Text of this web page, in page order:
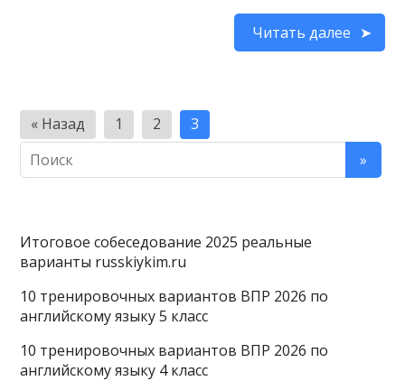
Читать далее
Пагинация
записей
« Назад 1 2 3
Итоговое собеседование 2025 реальные
варианты russkiykim.ru
10 тренировочных вариантов ВПР 2026 по
английскому языку 5 класс
10 тренировочных вариантов ВПР 2026 по
английскому языку 4 класс